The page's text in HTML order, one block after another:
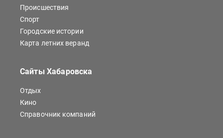
Происшествия
Спорт
Городские истории
Карта летних веранд
Сайты Хабаровска
Отдых
Кино
Справочник компаний